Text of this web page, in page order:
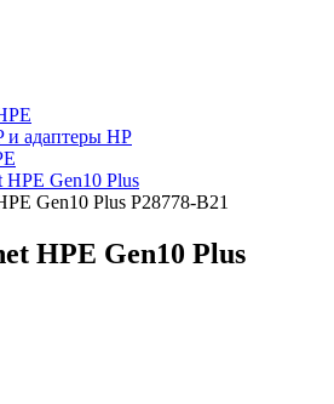
и адаптеры HP
Gen10 Plus
Gen10 Plus P28778-B21
HPE Gen10 Plus